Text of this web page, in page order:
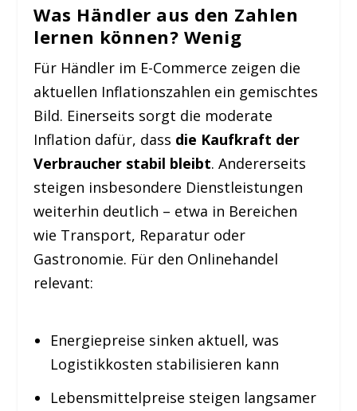
Was Händler aus den Zahlen
lernen können? Wenig
Für Händler im E-Commerce zeigen die
aktuellen Inflationszahlen ein gemischtes
Bild. Einerseits sorgt die moderate
Inflation dafür, dass die Kaufkraft der
Verbraucher stabil bleibt. Andererseits
steigen insbesondere Dienstleistungen
weiterhin deutlich – etwa in Bereichen
wie Transport, Reparatur oder
Gastronomie. Für den Onlinehandel
relevant:
Energiepreise sinken aktuell, was
Logistikkosten stabilisieren kann
Lebensmittelpreise steigen langsamer